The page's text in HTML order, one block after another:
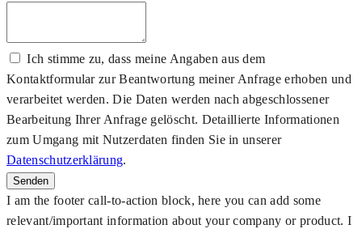
Ich stimme zu, dass meine Angaben aus dem
Kontaktformular zur Beantwortung meiner Anfrage erhoben und
verarbeitet werden. Die Daten werden nach abgeschlossener
Bearbeitung Ihrer Anfrage gelöscht. Detaillierte Informationen
zum Umgang mit Nutzerdaten finden Sie in unserer
Datenschutzerklärung.
Senden
I am the footer call-to-action block, here you can add some
relevant/important information about your company or product. I